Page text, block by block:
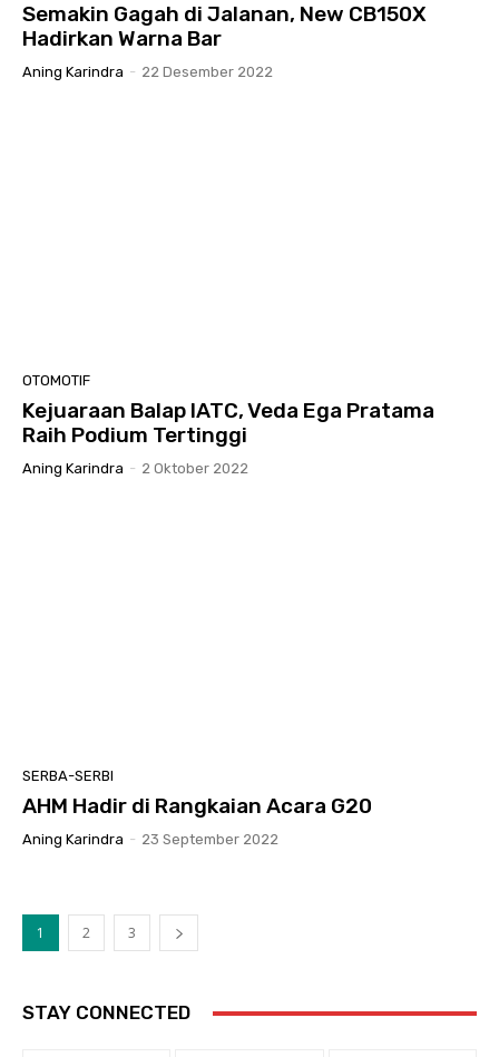
Semakin Gagah di Jalanan, New CB150X
Hadirkan Warna Bar
Aning Karindra - 22 Desember 2022
OTOMOTIF
Kejuaraan Balap IATC, Veda Ega Pratama
Raih Podium Tertinggi
Aning Karindra - 2 Oktober 2022
SERBA-SERBI
AHM Hadir di Rangkaian Acara G20
Aning Karindra - 23 September 2022
1 2 3
STAY CONNECTED